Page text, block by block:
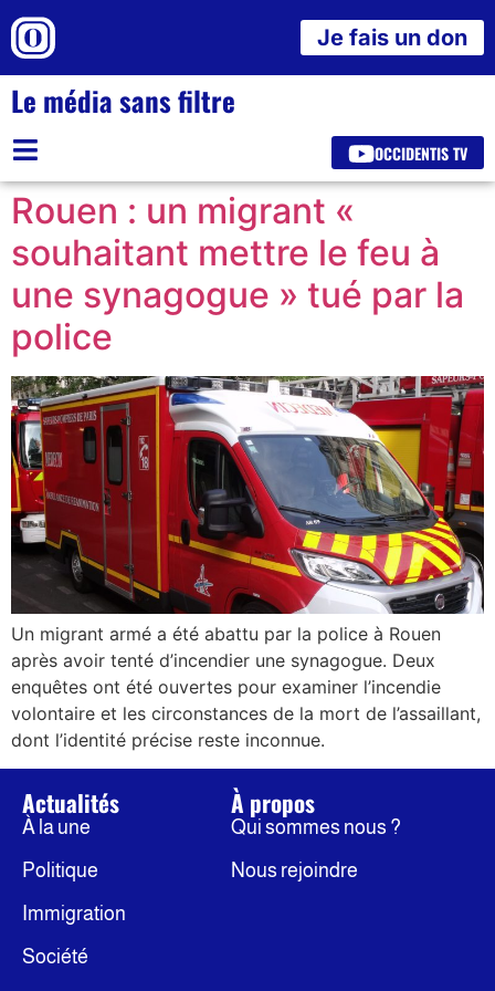
Je fais un don
Le média sans filtre
OCCIDENTIS TV
Rouen : un migrant «
souhaitant mettre le feu à
une synagogue » tué par la
police
Un migrant armé a été abattu par la police à Rouen
après avoir tenté d’incendier une synagogue. Deux
enquêtes ont été ouvertes pour examiner l’incendie
volontaire et les circonstances de la mort de l’assaillant,
dont l’identité précise reste inconnue.
Actualités
À la une
Politique
Immigration
Société
À propos
Qui sommes nous ?
Nous rejoindre